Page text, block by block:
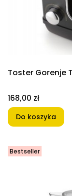
Toster Gorenje
Cena
168,00 zł
Do koszyka
Bestseller